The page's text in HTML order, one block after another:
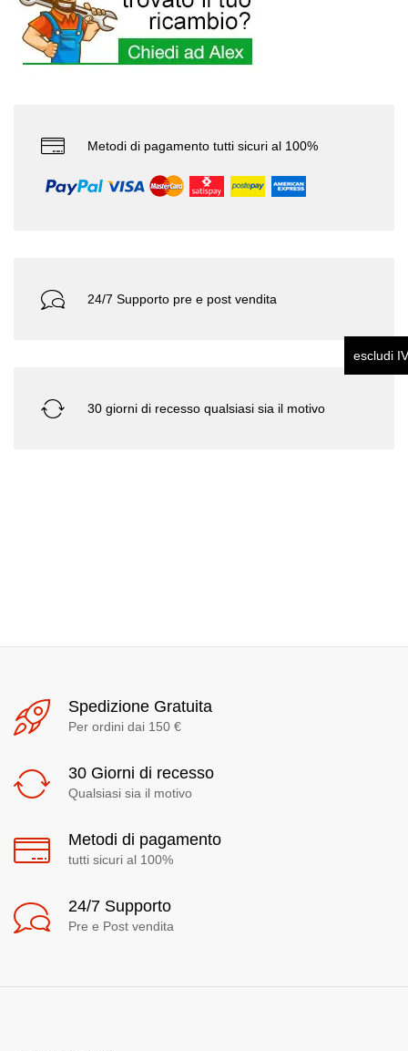
Metodi di pagamento tutti sicuri al 100%
24/7 Supporto pre e post vendita
30 giorni di recesso qualsiasi sia il motivo
Spedizione Gratuita
Per ordini dai 150 €
30 Giorni di recesso
Qualsiasi sia il motivo
Metodi di pagamento
tutti sicuri al 100%
24/7 Supporto
Pre e Post vendita
escludi